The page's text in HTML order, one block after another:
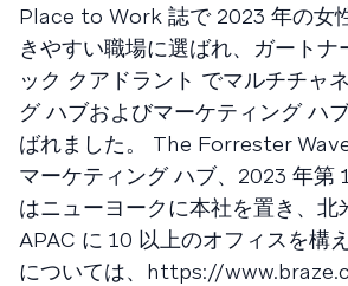
Place to Work 誌で 2023 年の女
きやすい職場に選ばれ、ガートナ
ック クアドラント でマルチチャ
グ ハブおよびマーケティング ハ
ばれました。 The Forrester
マーケティング ハブ、2023 年第
はニューヨークに本社を置き、北
APAC に 10 以上のオフィスを構
については、https://